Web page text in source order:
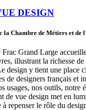
DESIGN
la Chambre de Métiers et de
Frac Grand Large
illustrant la richesse de
design y tient une place
de designers français et
usages, nos outils, notre
de vue design met en
repenser le rôle du